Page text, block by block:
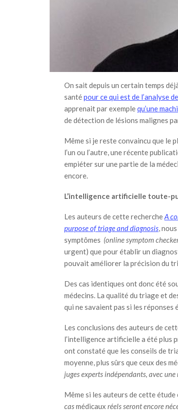
On sait depuis un certain temps
santépour ce qui est de l’analyse
apprenait par exemplequ’une
de détection de lésions malignes
Même si je reste convaincu que le
l’un ou l’autre, une récente
empiéter sur une partie de la
encore.
L’intelligence artificielle toute-
Les auteurs de cette rechercheA
purpose of triage and diagnosis,
symptômes (online symptom
urgent) que pour établir un
pouvait améliorer la précision du
Des cas identiques ont donc été
médecins. La qualité du triage et
qui ne savaient pas si les réponses
Les conclusions des auteurs de
l’intelligence artificielle a été plus
ont constaté que les conseils de
moyenne, plus sûrs que ceux des
juges experts indépendants, avec
Même si les auteurs de cette
casmédicaux réels seront encore